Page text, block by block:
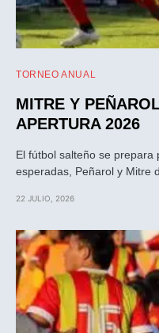
TORNEO ANUAL
MITRE Y
APERTURA 2026
El fútbol salteño se
esperadas, Peñarol y Mitre
22 JULIO, 2026